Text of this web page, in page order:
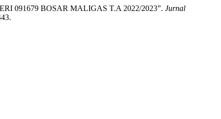
091679 BOSAR MALIGAS T.A 2022/2023”. Jurnal